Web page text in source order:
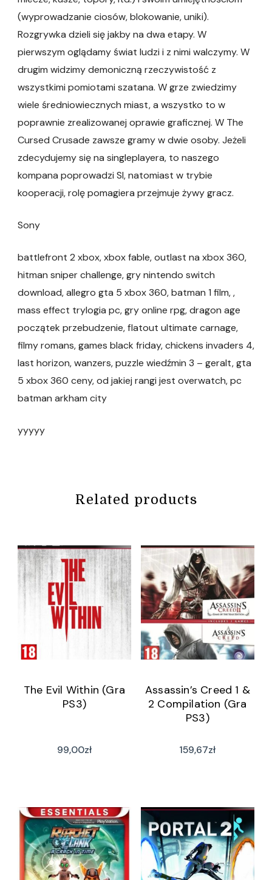
(wyprowadzanie ciosów, blokowanie, uniki).
Rozgrywka dzieli się jakby na dwa etapy. W
pierwszym oglądamy świat ludzi i z nimi walczymy. W
drugim widzimy demoniczną rzeczywistość z
wszystkimi pomiotami szatana. W grze zwiedzimy
wiele średniowiecznych miast, a wszystko to w
poprawnie zrealizowanej oprawie graficznej. W The
Cursed Crusade zawsze gramy w dwie osoby. Jeżeli
zdecydujemy się na singleplayera, to naszego
kompana poprowadzi SI, natomiast w trybie
kooperacji, rolę pomagiera przejmuje żywy gracz.
Sony
battlefront 2 xbox, xbox fable, outlast na xbox 360,
hitman sniper challenge, gry nintendo switch
download, allegro gta 5 xbox 360, batman 1 film, ,
mass effect trylogia pc, gry online rpg, dragon age
początek przebudzenie, flatout ultimate carnage,
filmy romans, games black friday, chickens invaders 4,
last horizon, wanzers, puzzle wiedźmin 3 – geralt, gta
5 xbox 360 ceny, od jakiej rangi jest overwatch, pc
batman arkham city
yyyyy
Related products
The Evil Within (Gra
PS3)
99,00zł
Assassin’s Creed 1 &
2 Compilation (Gra
PS3)
159,67zł